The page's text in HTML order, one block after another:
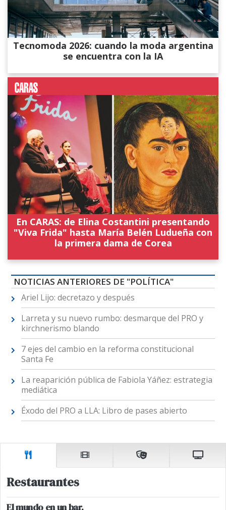
Tecnomoda 2026: cuando la moda argentina
se encuentra con la IA
En CARAS: de Elina Costantini presentando
"Viva Frida" hasta María Belén Ludueña con
la primera dama de Corea
NOTICIAS ANTERIORES DE "POLÍTICA"
Ariel Lijo: decretazo y después
Larreta y su nuevo rumbo: desmarque del PRO y
kirchnerismo blando
7 ejes del cambio en la reforma constitucional
Santa Fe
La reaparición pública de Fabiola Yáñez: estrategia
mediática
Éxodo del PRO a LLA: Libro de pases abierto
Restaurantes
El mundo en un bar.